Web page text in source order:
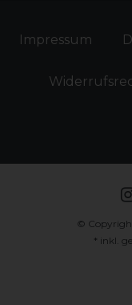
Impressum
©
* inkl.